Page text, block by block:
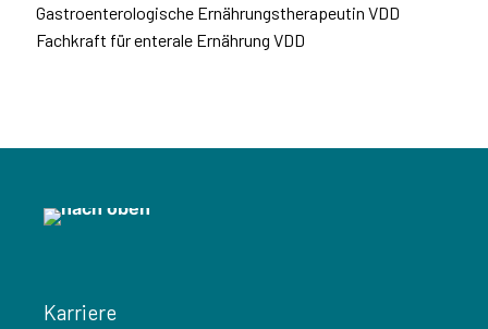
Gastroenterologische Ernährungstherapeutin VDD
Fachkraft für enterale Ernährung VDD
Karriere